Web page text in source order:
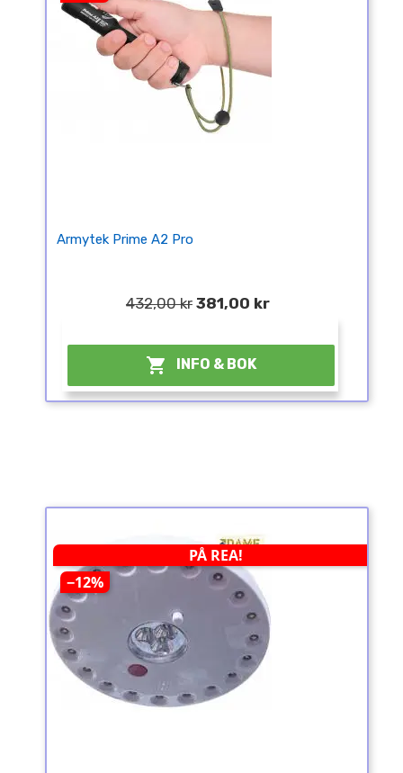
Armytek Prime A2 Pro
432,00 kr 381,00 kr
 INFO & BOK
PÅ REA!
−12%